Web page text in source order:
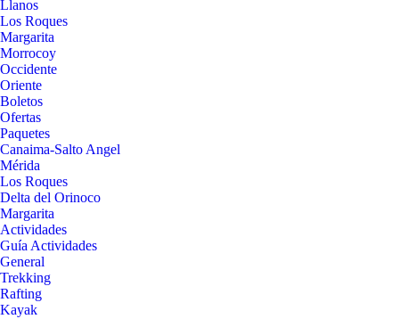
Llanos
Los Roques
Margarita
Morrocoy
Occidente
Oriente
Boletos
Ofertas
Paquetes
Canaima-Salto Angel
Mérida
Los Roques
Delta del Orinoco
Margarita
Actividades
Guía Actividades
General
Trekking
Rafting
Kayak